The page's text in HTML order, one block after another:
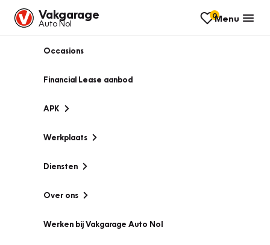
Vakgarage
Auto Nol
0Menu
Occasions
Financial Lease aanbod
APK
Werkplaats
Diensten
Over ons
Werken bij Vakgarage Auto Nol